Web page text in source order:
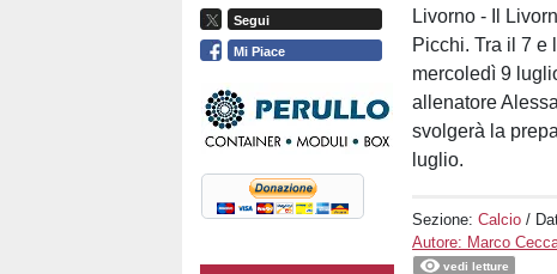
Segui
Mi Piace
Livorno - Il
Picchi. Tra il 7 e
mercoledì 9
allenatore
svolgerà la
luglio.
Sezione:Calcio /
Autore: Marco
vedi letture